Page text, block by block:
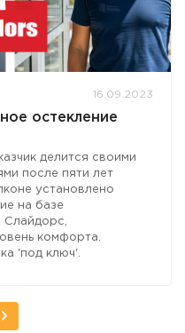
16.09.2023
остекление
делится своими
после пяти лет
установлено
на базе
Слайдорс,
комфорта.
'под ключ'.